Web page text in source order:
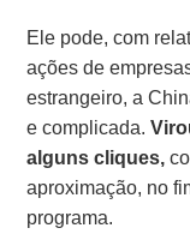
Ele pode, com
ações de
estrangeiro, a
e complicada.
alguns cliques,
aproximação, no
programa.